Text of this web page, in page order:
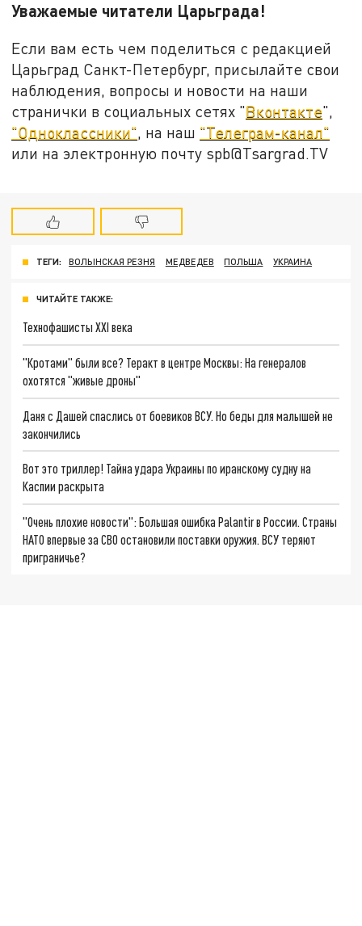
Уважаемые читатели Царьграда!
Если вам есть чем поделиться с редакцией
Царьград Санкт-Петербург, присылайте свои
наблюдения, вопросы и новости на наши
странички в социальных сетях "Вконтакте",
"Одноклассники", на наш "Телеграм-канал"
или на электронную почту spb@Tsargrad.TV
ТЕГИ: ВОЛЫНСКАЯ РЕЗНЯ МЕДВЕДЕВ ПОЛЬША УКРАИНА
ЧИТАЙТЕ ТАКЖЕ:
Технофашисты XXI века
"Кротами" были все? Теракт в центре Москвы: На генералов
охотятся "живые дроны"
Даня с Дашей спаслись от боевиков ВСУ. Но беды для малышей не
закончились
Вот это триллер! Тайна удара Украины по иранскому судну на
Каспии раскрыта
"Очень плохие новости": Большая ошибка Palantir в России. Страны
НАТО впервые за СВО остановили поставки оружия. ВСУ теряют
приграничье?